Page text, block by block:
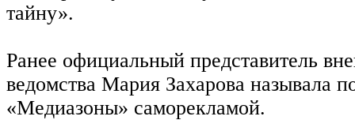
тайну».
Ранее официальный представитель
ведомства Мария Захарова называла
«Медиазоны» саморекламой.